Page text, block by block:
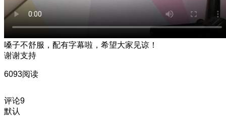
嗓子不舒服，配有字幕啦，希望大家见谅！
谢谢支持
6093阅读
评论9
默认